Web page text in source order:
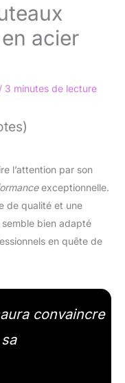
acier
/ 3 minutes de lecture
l’attention par son
exceptionnelle.
de qualité et une
bien adapté
en quête de
convaincre